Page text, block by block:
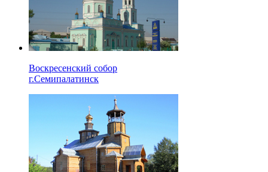
Воскресенский собор
г.Семипалатинск